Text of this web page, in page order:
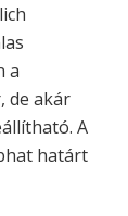
a
de akár
A
határt